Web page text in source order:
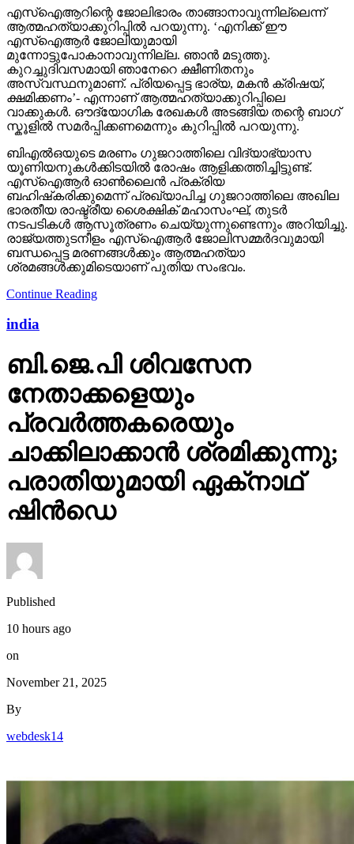
എസ്ഐആറിന്റെ ജോലിഭാരം താങ്ങാനാവുന്നില്ലെന്ന്
ആത്മഹത്യാക്കുറിപ്പിൽ പറയുന്നു. ‘എനിക്ക് ഈ
എസ്ഐആർ ജോലിയുമായി
മുന്നോട്ടുപോകാനാവുന്നില്ല. ഞാൻ മടുത്തു.
കുറച്ചുദിവസമായി ഞാനേറെ ക്ഷീണിതനും
അസ്വസ്ഥനുമാണ്. പ്രിയപ്പെട്ട ഭാര്യ, മകൻ ക്രിഷയ്,
ക്ഷമിക്കണം’- എന്നാണ് ആത്മഹത്യാക്കുറിപ്പിലെ
വാക്കുകൾ. ഔദ്യോഗിക രേഖകൾ അടങ്ങിയ തന്റെ ബാഗ്
സ്കൂളിൽ സമർപ്പിക്കണമെന്നും കുറിപ്പിൽ പറയുന്നു.
ബിഎൽഒയുടെ മരണം ഗുജറാത്തിലെ വിദ്യാഭ്യാസ
യൂണിയനുകൾക്കിടയിൽ രോഷം ആളിക്കത്തിച്ചിട്ടുണ്ട്.
എസ്‌ഐആർ ഓൺലൈൻ പ്രക്രിയ
ബഹിഷ്‌കരിക്കുമെന്ന് പ്രഖ്യാപിച്ച ഗുജറാത്തിലെ അഖില
ഭാരതീയ രാഷ്ട്രീയ ശൈക്ഷിക് മഹാസംഘ്‌, തുടർ
നടപടികൾ ആസൂത്രണം ചെയ്യുന്നുണ്ടെന്നും അറിയിച്ചു.
രാജ്യത്തുടനീളം എസ്‌ഐആർ ജോലിസമ്മർദവുമായി
ബന്ധപ്പെട്ട മരണങ്ങൾക്കും ആത്മഹത്യാ
ശ്രമങ്ങൾക്കുമിടെയാണ് പുതിയ സംഭവം.
Continue Reading
india
ബി.ജെ.പി ശിവസേന
നേതാക്കളെയും
പ്രവര്‍ത്തകരെയും
ചാക്കിലാക്കാന്‍ ശ്രമിക്കുന്നു;
പരാതിയുമായി ഏക്‌നാഥ്
ഷിന്‍ഡെ
Published
10 hours ago
on
November 21, 2025
By
webdesk14